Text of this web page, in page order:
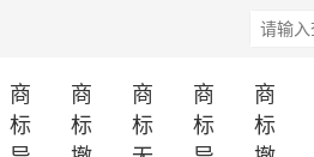
商
标
商
标
商
标
商
标
商
标